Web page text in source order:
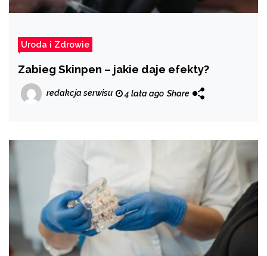
Uroda i Zdrowie
Zabieg Skinpen – jakie daje efekty?
redakcja serwisu 4 lata ago Share